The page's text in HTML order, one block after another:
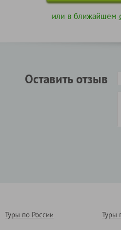
или в ближайшем
Оставить отзыв
Туры по России Туры